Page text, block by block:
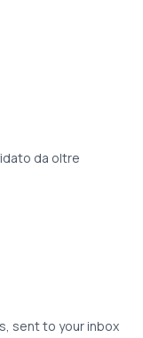
da oltre
sent to your inbox